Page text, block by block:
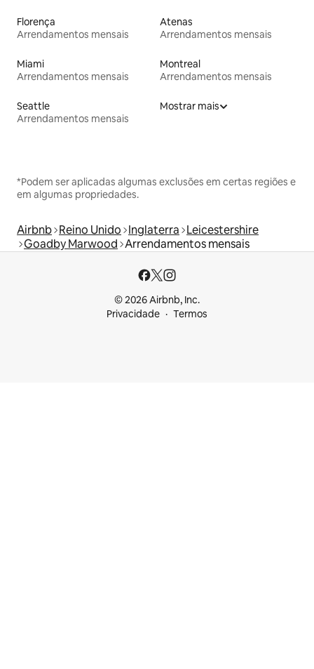
Florença
Arrendamentos mensais
Atenas
Arrendamentos mensais
Miami
Arrendamentos mensais
Montreal
Arrendamentos mensais
Seattle
Arrendamentos mensais
Mostrar mais
*Podem ser aplicadas algumas exclusões em certas regiões e
em algumas propriedades.
Airbnb Reino Unido Inglaterra Leicestershire
Goadby Marwood Arrendamentos mensais
© 2026 Airbnb, Inc.
Privacidade
Termos